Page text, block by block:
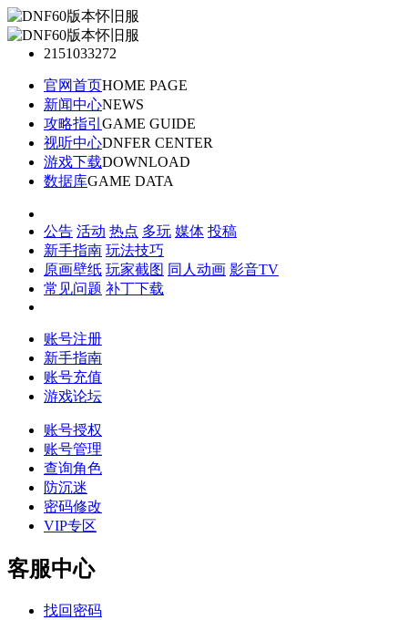
2151033272
官网首页HOME PAGE
新闻中心NEWS
攻略指引 GAME GUIDE
视听中心DNFER CENTER
游戏下载DOWNLOAD
数据库GAME DATA
公告 活动 热点 多玩 媒体 投稿
新手指南 玩法技巧
原画壁纸 玩家截图 同人动画 影音TV
常见问题 补丁下载
账号注册
新手指南
账号充值
游戏论坛
账号授权
账号管理
查询角色
防沉迷
密码修改
VIP专区
客服中心
找回密码